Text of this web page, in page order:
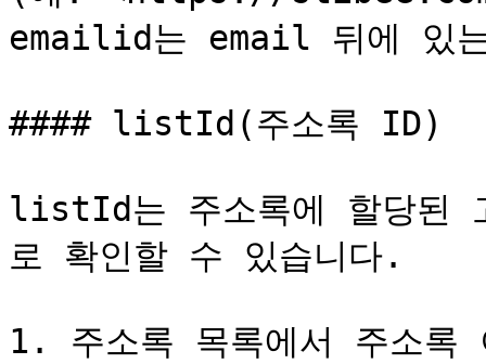
emailid는 email 뒤에 있
#### listId(주소록 ID)
listId는 주소록에 할당된
로 확인할 수 있습니다.
1. 주소록 목록에서 주소록